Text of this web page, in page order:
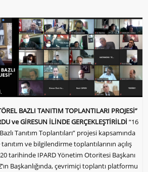
BAZLI TANITIM TOPLANTILARI PROJESİ”
ve GİRESUN İLİNDE GERÇEKLEŞTİRİLDİ “16
Tanıtım Toplantıları” projesi kapsamında
ve bilgilendirme toplantılarının açılış
tarihinde IPARD Yönetim Otoritesi Başkanı
Başkanlığında, çevrimiçi toplantı platformu